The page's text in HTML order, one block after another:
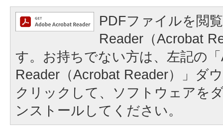
PDFファイルを閲
Reader（Acrobat
す。お持ちでない方は、左記の
Reader（Acrobat Reader）」ダ
クリックして、ソフトウェアを
ンストールしてください。